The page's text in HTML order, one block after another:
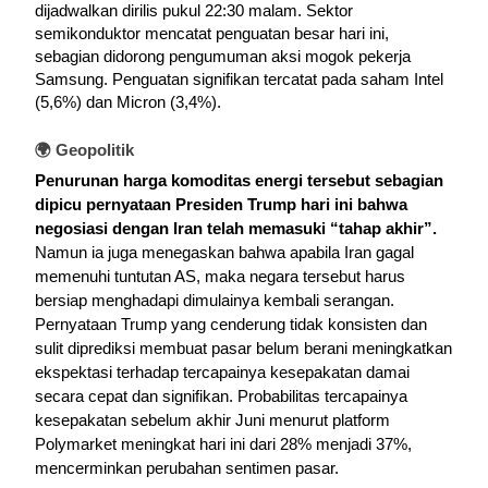
dijadwalkan dirilis pukul 22:30 malam. Sektor
semikonduktor mencatat penguatan besar hari ini,
sebagian didorong pengumuman aksi mogok pekerja
Samsung. Penguatan signifikan tercatat pada saham Intel
(5,6%) dan Micron (3,4%).
🌍 Geopolitik
Penurunan harga komoditas energi tersebut sebagian
dipicu pernyataan Presiden Trump hari ini bahwa
Namun ia juga menegaskan bahwa apabila Iran gagal
memenuhi tuntutan AS, maka negara tersebut harus
Pernyataan Trump yang cenderung tidak konsisten dan
sulit diprediksi membuat pasar belum berani meningkatkan
ekspektasi terhadap tercapainya kesepakatan damai
secara cepat dan signifikan. Probabilitas tercapainya
kesepakatan sebelum akhir Juni menurut platform
Polymarket meningkat hari ini dari 28% menjadi 37%,
mencerminkan perubahan sentimen pasar.